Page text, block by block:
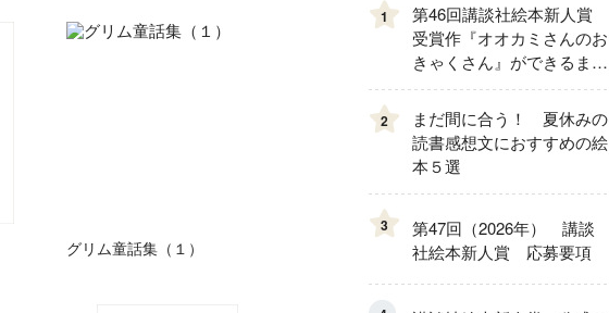
グリム童話集（１）
1
第46回講談社絵本新人賞
受賞作『オオカミさんのお
きゃくさん』ができるまで
③
2
まだ間に合う！ 夏休みの
読書感想文におすすめの絵
本５選
3
第47回（2026年） 講談
社絵本新人賞 応募要項